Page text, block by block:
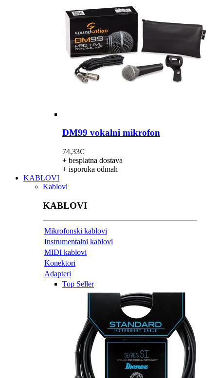
DM99 vokalni mikrofon
74,33€
+ besplatna dostava
+ isporuka odmah
KABLOVI
Kablovi
KABLOVI
Mikrofonski kablovi
Instrumentalni kablovi
MIDI kablovi
Konektori
Adapteri
Top Seller